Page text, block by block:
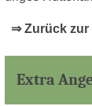
⇒ Zurück zur
Extra